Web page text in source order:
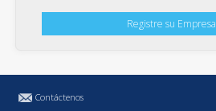
Registre su Empresa
Contáctenos